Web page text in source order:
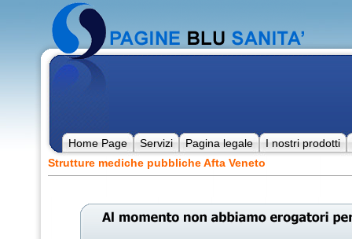
Home Page Servizi Pagina legale
I nostri prodotti
Strutture mediche pubbliche Afta Veneto